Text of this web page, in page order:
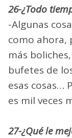
26-¿Todo
-Algunas
como ahora,
más
bufetes de
esas cosas…
es mil veces
27-¿Qué le